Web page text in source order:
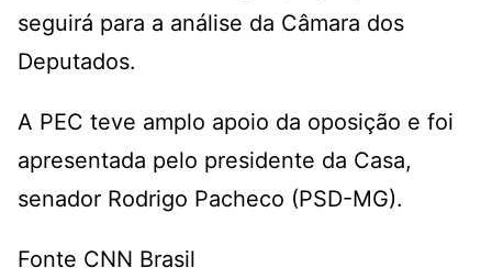
seguirá para a análise da Câmara dos
Deputados.
A PEC teve amplo apoio da oposição e foi
apresentada pelo presidente da Casa,
senador Rodrigo Pacheco (PSD-MG).
Fonte CNN Brasil